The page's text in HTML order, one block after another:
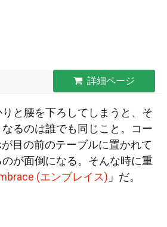
詳細ページ
と腰を下ろしてしまうと、そ
るのは誰でも同じこと。コー
目の前のテーブルに置かれて
が面倒になる。そんな時に重
(エンブレイス) 」だ。